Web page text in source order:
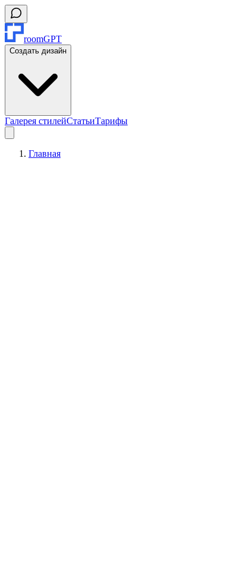
roomGPT
Создать дизайн
Галерея стилейСтатьиТарифы
Главная